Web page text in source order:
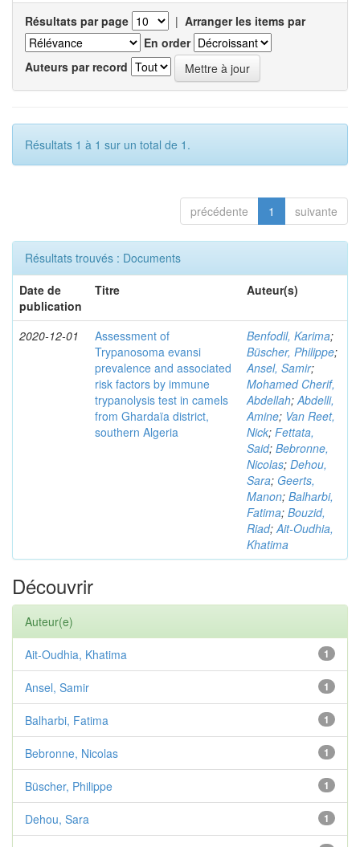
Résultats par page | Arranger les items par
En order
Auteurs par record
Résultats 1 à 1 sur un total de 1.
précédente 1 suivante
Résultats trouvés : Documents
Date de
publication
Titre Auteur(s)
2020-12-01
Assessment of
Trypanosoma evansi
prevalence and associated
risk factors by immune
trypanolysis test in camels
from Ghardaïa district,
southern Algeria
Benfodil, Karima;
Büscher, Philippe;
Ansel, Samir;
Mohamed Cherif,
Abdellah;Abdelli,
Amine; Van Reet,
Nick; Fettata,
Said; Bebronne,
Nicolas; Dehou,
Sara; Geerts,
Manon; Balharbi,
Fatima; Bouzid,
Riad;Ait-Oudhia,
Khatima
Découvrir
Auteur(e)
1
Ait-Oudhia, Khatima
1
Ansel, Samir
1
Balharbi, Fatima
1
Bebronne, Nicolas
1
Büscher, Philippe
1
Dehou, Sara